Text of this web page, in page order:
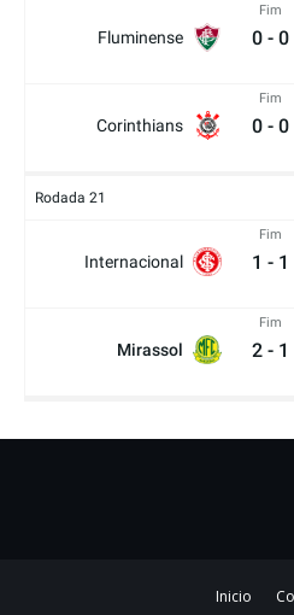
Fluminense
Fim
0 - 0
Corinthians
Fim
0 - 0
Rodada 21
Internacional
Fim
1 - 1
Mirassol
Fim
2 - 1
Inicio